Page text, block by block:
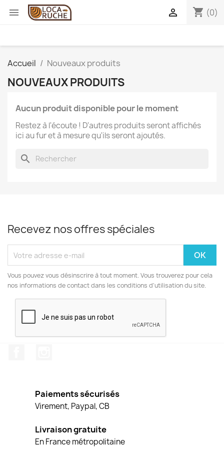
 shopping_cart (0)

Accueil Nouveaux produits
NOUVEAUX PRODUITS
Aucun produit disponible pour le moment
Restez à l'écoute ! D'autres produits seront affichés
ici au fur et à mesure qu'ils seront ajoutés.
search
Recevez nos offres spéciales
Vous pouvez vous désinscrire à tout moment. Vous trouverez pour cela
nos informations de contact dans les conditions d'utilisation du site.
Paiements sécurisés
Virement, Paypal, CB
Livraison gratuite
En France métropolitaine